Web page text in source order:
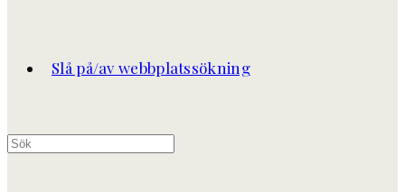
Slå på/av webbplatssökning